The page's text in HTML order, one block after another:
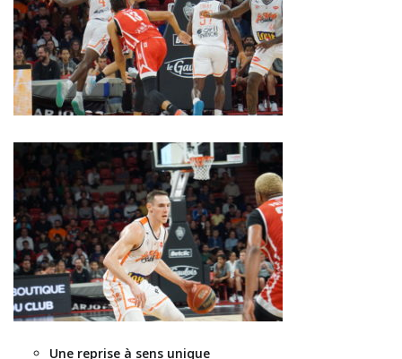
Une reprise à sens unique